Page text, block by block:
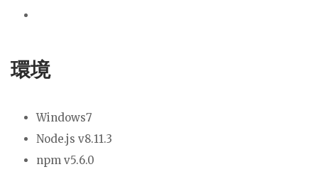
環境
Windows7
Node.js v8.11.3
npm v5.6.0